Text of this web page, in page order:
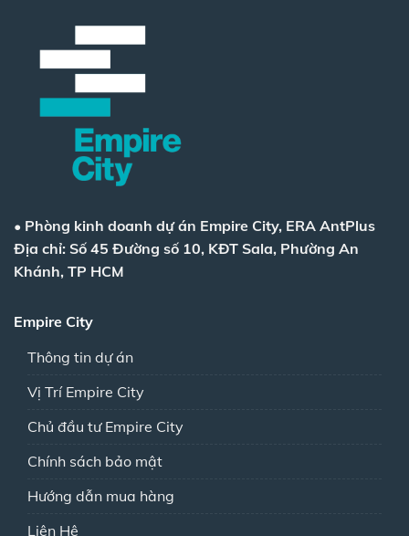
• Phòng kinh doanh dự án Empire City, ERA AntPlus
Địa chỉ: Số 45 Đường số 10, KĐT Sala, Phường An
Khánh, TP HCM
Empire City
Thông tin dự án
Vị Trí Empire City
Chủ đầu tư Empire City
Chính sách bảo mật
Hướng dẫn mua hàng
Liên Hệ